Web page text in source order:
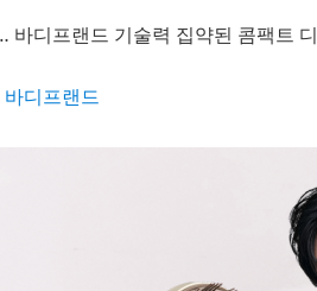
바디프랜드 기술력 집약된 콤팩트
바디프랜드